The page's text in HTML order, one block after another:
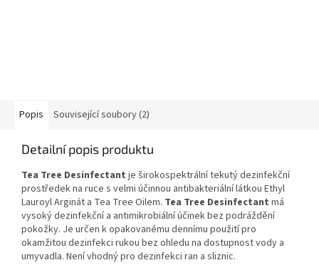
Popis Související soubory (2)
Detailní popis produktu
Tea Tree Desinfectant je širokospektrální tekutý dezinfekční
prostředek na ruce s velmi účinnou antibakteriální látkou Ethyl
Lauroyl Arginát a Tea Tree Oilem. Tea Tree Desinfectant má
vysoký dezinfekční a antimikrobiální účinek bez podráždění
pokožky. Je určen k opakovanému dennímu použití pro
okamžitou dezinfekci rukou bez ohledu na dostupnost vody a
umyvadla. Není vhodný pro dezinfekci ran a sliznic.